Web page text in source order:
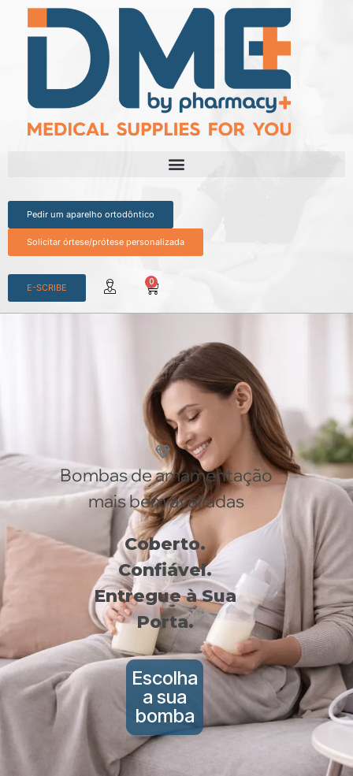
Pedir um aparelho ortodôntico
Solicitar órtese/prótese personalizada
E-SCRIBE
0
Bombas de amamentação
mais bem avaliadas
Coberto.
Confiável.
Entregue à Sua
Porta.
Escolha
a sua
bomba